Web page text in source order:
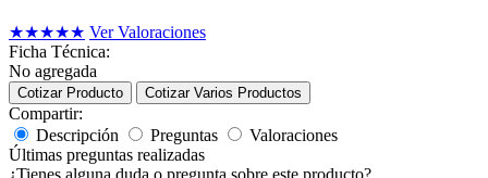
★★★★★ Ver Valoraciones
Ficha Técnica:
No agregada
Cotizar Producto Cotizar Varios Productos
Compartir:
Descripción
Preguntas
Valoraciones
Últimas preguntas realizadas
¿Tienes alguna duda o pregunta sobre este producto?